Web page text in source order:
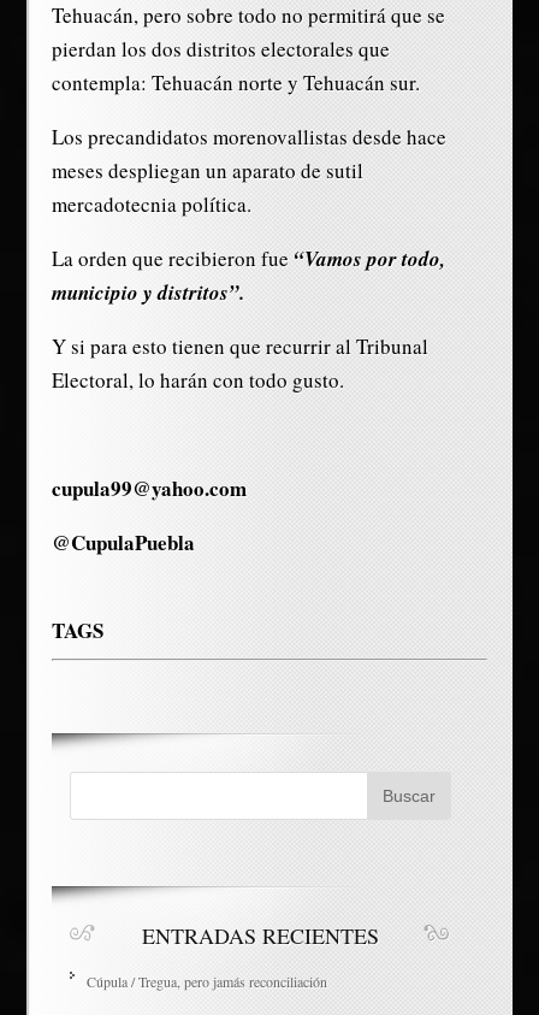
Tehuacán, pero sobre todo no permitirá que se
pierdan los dos distritos electorales que
contempla: Tehuacán norte y Tehuacán sur.
Los precandidatos morenovallistas desde hace
meses despliegan un aparato de sutil
mercadotecnia política.
La orden que recibieron fue “Vamos por todo,
municipio y distritos”.
Y si para esto tienen que recurrir al Tribunal
Electoral, lo harán con todo gusto.
cupula99@yahoo.com
@CupulaPuebla
TAGS
ENTRADAS RECIENTES
Cúpula / Tregua, pero jamás reconciliación